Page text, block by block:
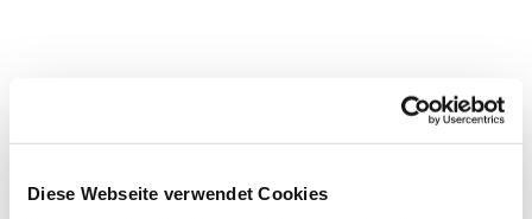
Diese Webseite verwendet Cookies